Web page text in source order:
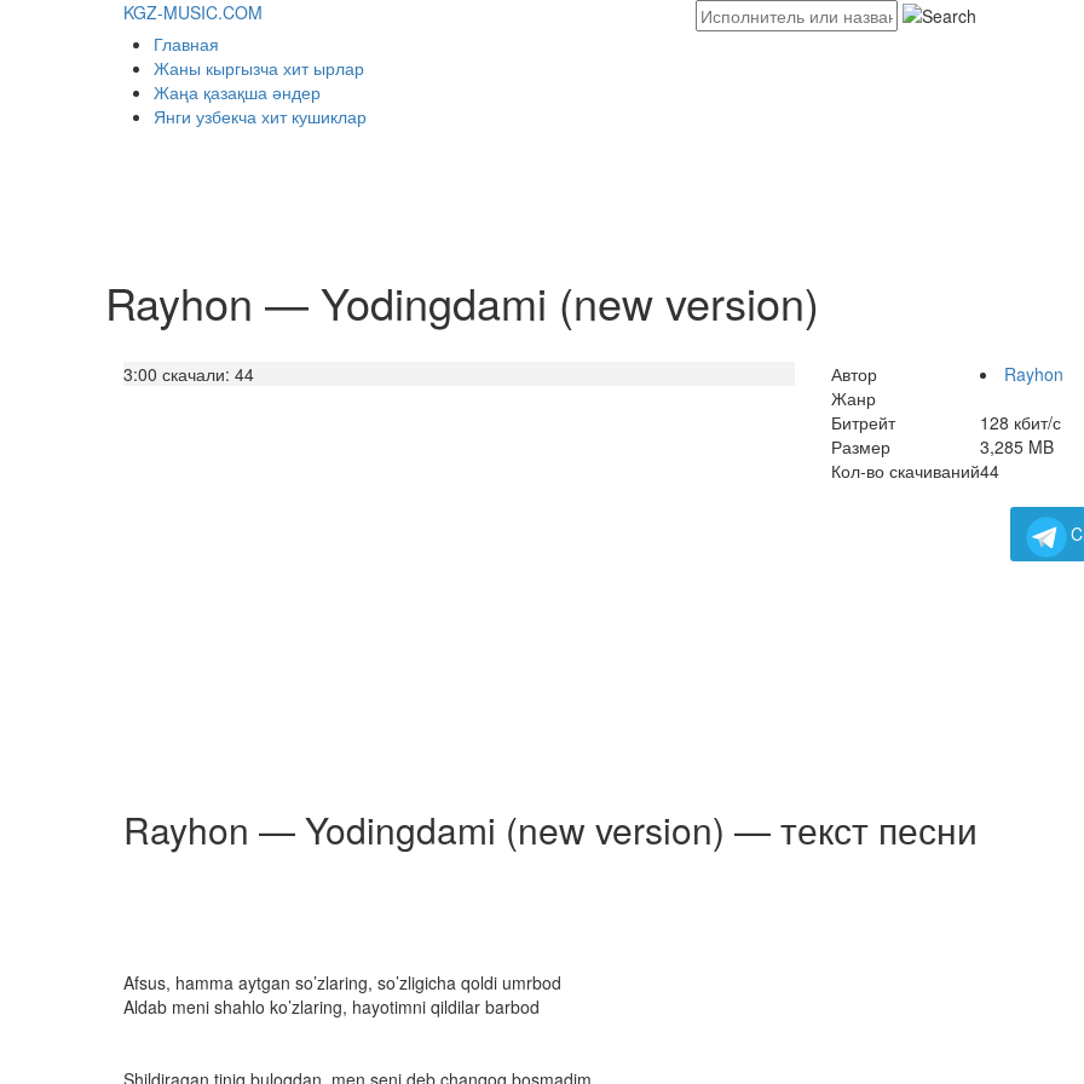
KGZ-MUSIC.COM
Главная
Жаны кыргызча хит ырлар
Жаңа қазақша әндер
Янги узбекча хит кушиклар
Rayhon — Yodingdami (new version)
3:00 скачали: 44 Автор
Rayhon
Жанр
Битрейт
128 кбит/с
Размер
3,285 MB
Кол-во скачиваний44
Rayhon — Yodingdami (new version) — текст песни
Afsus, hamma aytgan so’zlaring, so’zligicha qoldi umrbod
Aldab meni shahlo ko’zlaring, hayotimni qildilar barbod
Shildiragan tiniq buloqdan, men seni deb chanqoq bosmadim